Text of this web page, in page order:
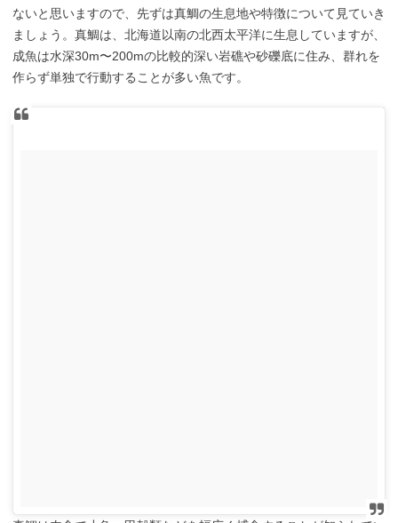
ないと思いますので、先ずは真鯛の生息地や特徴について見ていき
ましょう。真鯛は、北海道以南の北西太平洋に生息していますが、
成魚は水深30m〜200mの比較的深い岩礁や砂礫底に住み、群れを
作らず単独で行動することが多い魚です。